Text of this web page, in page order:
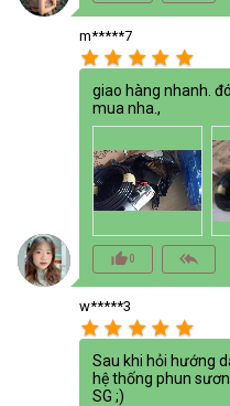
m*****7
star star star star star
giao hàng nhanh.
mua nha.,
thumb_up_alt0 reply_all
w*****3
star star star star star
Sau khi hỏi hướng
hệ thống phun
SG ;)